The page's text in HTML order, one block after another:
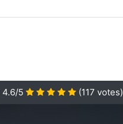
4.6/5 (117 votes)